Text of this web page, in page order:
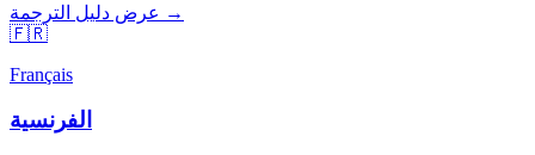
عرض دليل الترجمة →
🇫🇷
Français
الفرنسية